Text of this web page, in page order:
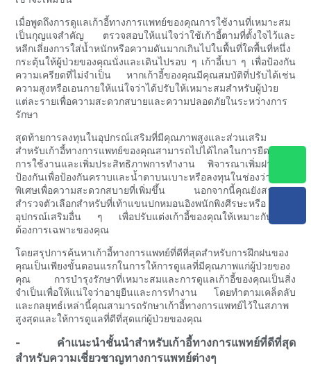
เมื่อพูดถึงการดูแลเก้าอี้ทางการแพทย์ของคุณการใช้งานที่เหมาะสม
เป็นกุญแจสำคัญ ตรวจสอบให้แน่ใจว่าใช้เก้าอี้ตามที่ตั้งใจไว้และ
หลีกเลี่ยงการใส่น้ำหนักหรือความดันมากเกินไปในพื้นที่ใดพื้นที่หนึ่ง
กระตุ้นให้ผู้ป่วยของคุณนั่งและเดินไปรอบ ๆ เก้าอี้เบา ๆ เพื่อป้องกัน
ความเครียดที่ไม่จำเป็น หากเก้าอี้ของคุณมีคุณสมบัติที่ปรับได้เช่น
ความสูงหรือเอนกายให้แน่ใจว่าได้ปรับให้เหมาะสมสำหรับผู้ป่วย
แต่ละรายเพื่อความสะดวกสบายและความปลอดภัยในระหว่างการ
รักษา
สุดท้ายการลงทุนในอุปกรณ์เสริมที่มีคุณภาพสูงและส่วนเสริม
สำหรับเก้าอี้ทางการแพทย์ของคุณสามารถไปได้ไกลในการยืดอายุ
การใช้งานและเพิ่มประสิทธิภาพการทำงาน พิจารณาเพิ่มฝาครอบ
ป้องกันเพื่อป้องกันคราบและน้ำตาบนเบาะหรือลงทุนในช่องว่าง
พิเศษเพื่อความสะดวกสบายที่เพิ่มขึ้น นอกจากนี้คุณยังสามารถ
สำรวจตัวเลือกสำหรับที่เท้าแขนปกหมอนอิงพนักพิงศีรษะหรือ
อุปกรณ์เสริมอื่น ๆ เพื่อปรับแต่งเก้าอี้ของคุณให้เหมาะกับความ
ต้องการเฉพาะของคุณ
โดยสรุปการค้นหาเก้าอี้ทางการแพทย์ที่ดีที่สุดสำหรับการฝึกฝนของ
คุณเป็นเพียงขั้นตอนแรกในการให้การดูแลที่มีคุณภาพแก่ผู้ป่วยของ
คุณ การบำรุงรักษาที่เหมาะสมและการดูแลเก้าอี้ของคุณเป็นสิ่ง
จำเป็นเพื่อให้แน่ใจว่าอายุยืนและการทำงาน โดยทำตามเคล็ดลับ
และกลยุทธ์เหล่านี้คุณสามารถรักษาเก้าอี้ทางการแพทย์ไว้ในสภาพ
สูงสุดและให้การดูแลที่ดีที่สุดแก่ผู้ป่วยของคุณ
- คำแนะนำชั้นนำสำหรับเก้าอี้ทางการแพทย์ที่ดีที่สุด
สำหรับความเชี่ยวชาญทางการแพทย์ต่างๆ